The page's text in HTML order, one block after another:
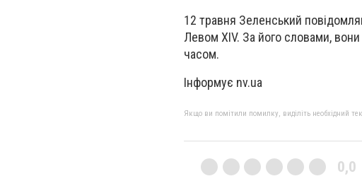
12 травня Зеленський
Левом XIV. За його словами,
часом.
Інформує nv.ua
Якщо ви помітили помилку, виділіть необхідний
0,0